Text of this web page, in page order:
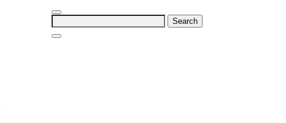
Search
for: